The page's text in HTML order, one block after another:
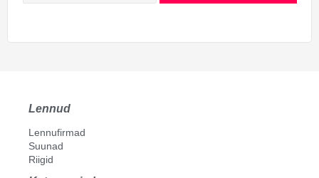
Lennud
Lennufirmad
Suunad
Riigid